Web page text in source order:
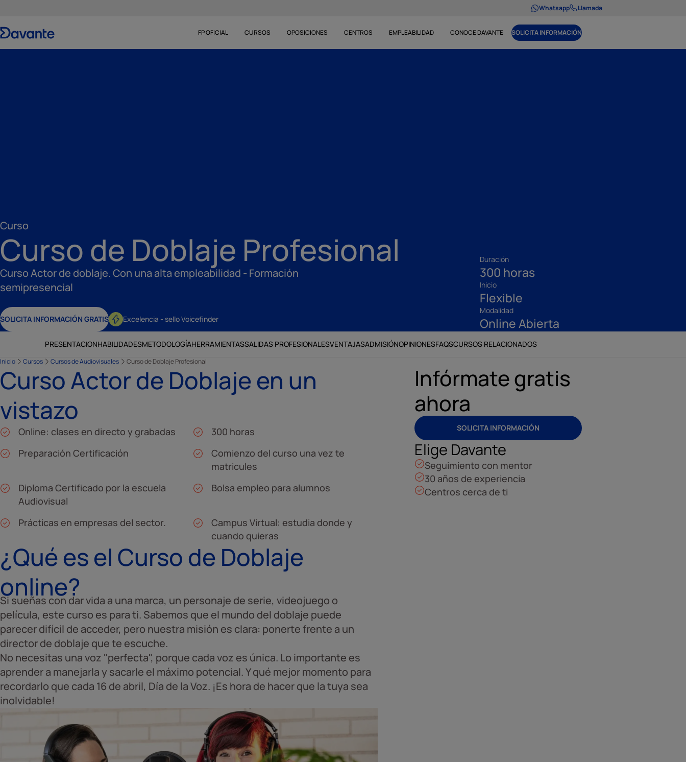
Whatsapp Llamada
FP OFICIAL CURSOS OPOSICIONES CENTROS EMPLEABILIDAD CONOCE DAVANTE SOLICITA INFORMACIÓN
Curso
Curso de Doblaje Profesional
Curso Actor de doblaje. Con una alta empleabilidad - Formación
semipresencial
SOLICITA INFORMACIÓN GRATIS Excelencia - sello Voicefinder
Duración
300 horas
Inicio
Flexible
Modalidad
Online Abierta
PRESENTACIONHABILIDADESMETODOLOGÍAHERRAMIENTASSALIDAS PROFESIONALESVENTAJASADMISIÓNOPINIONESFAQSCURSOS RELACIONADOS
Inicio Cursos Cursos de Audiovisuales Curso de Doblaje Profesional
Curso Actor de Doblaje en un
vistazo
Online: clases en directo y grabadas
300 horas
Preparación Certificación
Comienzo del curso una vez te
matricules
Diploma Certificado por la escuela
Audiovisual
Bolsa empleo para alumnos
Prácticas en empresas del sector.
Campus Virtual: estudia donde y
cuando quieras
¿Qué es el Curso de Doblaje
online?
Si sueñas con dar vida a una marca, un personaje de serie, videojuego o
película, este curso es para ti. Sabemos que el mundo del doblaje puede
parecer difícil de acceder, pero nuestra misión es clara: ponerte frente a un
director de doblaje que te escuche.
No necesitas una voz "perfecta", porque cada voz es única. Lo importante es
aprender a manejarla y sacarle el máximo potencial. Y qué mejor momento para
recordarlo que cada 16 de abril, Día de la Voz. ¡Es hora de hacer que la tuya sea
inolvidable!
Infórmate gratis
ahora
SOLICITA INFORMACIÓN
Elige Davante
Seguimiento con mentor
30 años de experiencia
Centros cerca de ti